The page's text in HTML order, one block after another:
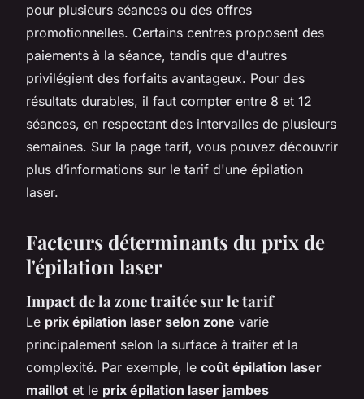
pour plusieurs séances ou des offres
promotionnelles. Certains centres proposent des
paiements à la séance, tandis que d'autres
privilégient des forfaits avantageux. Pour des
résultats durables, il faut compter entre 8 et 12
séances, en respectant des intervalles de plusieurs
semaines. Sur la page tarif, vous pouvez découvrir
plus d’informations sur le tarif d'une épilation
laser.
Facteurs déterminants du prix de
l'épilation laser
Impact de la zone traitée sur le tarif
Le prix épilation laser selon zone varie
principalement selon la surface à traiter et la
complexité. Par exemple, le coût épilation laser
maillot et le prix épilation laser jambes